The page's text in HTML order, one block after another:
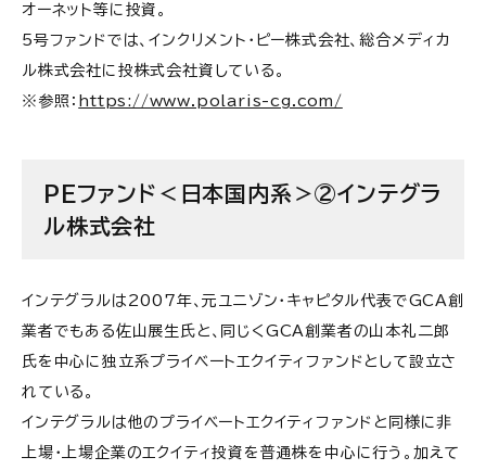
PEファンド＜日本国内系＞⑲ライジング・ジャパン・
エクイティ
PEファンド＜日本国内系＞㉑アイ・シグマ・キャピタ
ル株式会社
PEファンド＜日本国内系＞㉓株式会社刈田・アン
ド・カンパニー
PEファンド＜日本国内系＞㉕クレアシオン・キャピ
オーネット等に投資。
5号ファンドでは、インクリメント・ピー株式会社、総合メディカ
ル株式会社に投株式会社資している。
※参照： https://www.polaris-cg.com/
PEファンド＜日本国内系＞②インテグラ
ル株式会社
インテグラルは2007年、元ユニゾン・キャピタル代表でGCA創
業者でもある佐山展生氏と、同じくGCA創業者の山本礼二郎
氏を中心に独立系プライベートエクイティファンドとして設立さ
れている。
インテグラルは他のプライベートエクイティファンドと同様に非
上場・上場企業のエクイティ投資を普通株を中心に行う。加えて